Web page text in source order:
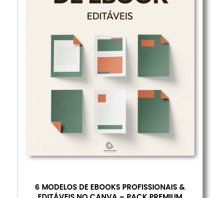
6 MODELOS DE EBOOKS PROFISSIONAIS &